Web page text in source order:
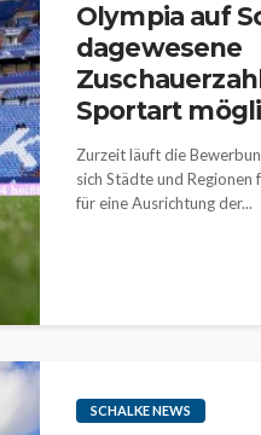
Olympia auf
dagewesene
Sportart
Zurzeit läuft die
sich Städte und
für eine Ausrichtung der...
SCHALKE NEWS